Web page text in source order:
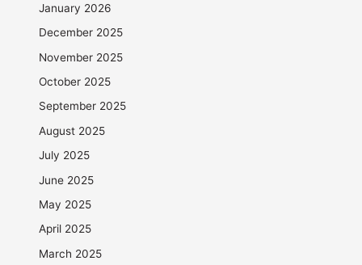
January 2026
December 2025
November 2025
October 2025
September 2025
August 2025
July 2025
June 2025
May 2025
April 2025
March 2025